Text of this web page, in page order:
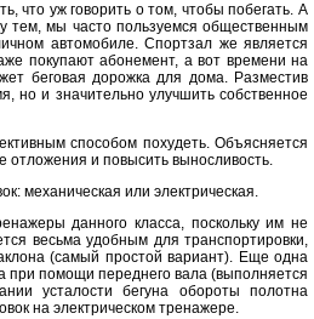
что уж говорить о том, чтобы побегать. А
тем, мы часто пользуемся общественным
автомобиле. Спортзал же является
покупают абонемент, а вот времени на
беговая дорожка для дома. Разместив
но и значительно улучшить собственное
способом похудеть. Объясняется
отложения и повысить выносливость.
механическая или электрическая.
данного класса, поскольку им не
весьма удобным для транспортировки,
(самый простой вариант). Еще одна
при помощи переднего вала (выполняется
усталости бегуна обороты полотна
на электрическом тренажере.